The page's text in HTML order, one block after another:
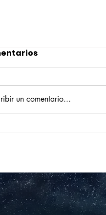
un comentario...